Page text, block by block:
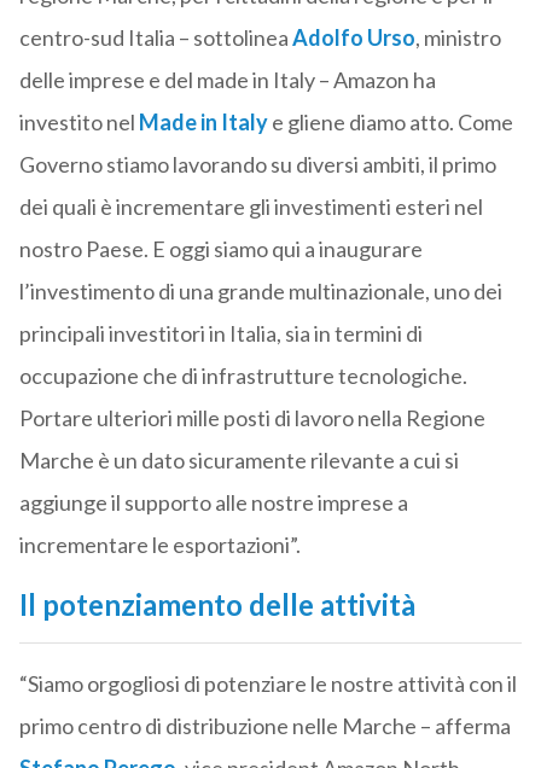
centro-sud Italia – sottolineaAdolfo Urso, ministro
delle imprese e del made in Italy – Amazon ha
investito nel Made in Italye gliene diamo atto. Come
Governo stiamo lavorando su diversi ambiti, il primo
dei quali è incrementare gli investimenti esteri nel
nostro Paese. E oggi siamo qui a inaugurare
l’investimento di una grande multinazionale, uno dei
principali investitori in Italia, sia in termini di
occupazione che di infrastrutture tecnologiche.
Portare ulteriori mille posti di lavoro nella Regione
Marche è un dato sicuramente rilevante a cui si
aggiunge il supporto alle nostre imprese a
incrementare le esportazioni”.
Il potenziamento delle attività
“Siamo orgogliosi di potenziare le nostre attività con il
primo centro di distribuzione nelle Marche – afferma